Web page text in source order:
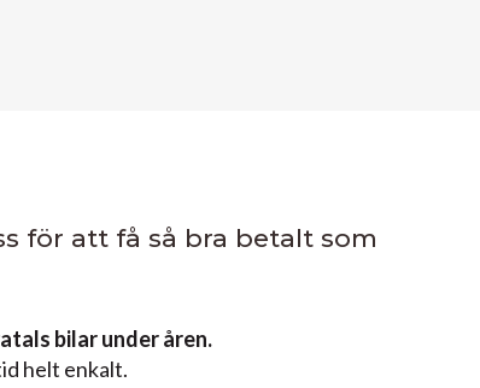
för att få så bra betalt som
bilar under åren.
helt enkalt.